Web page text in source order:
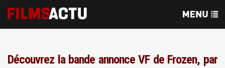
Découvrez la bande annonce VF de Frozen, par